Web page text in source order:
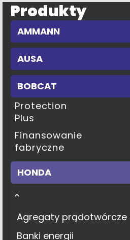
Produkty
AMMANN
AUSA
BOBCAT
Protection
Plus
Finansowanie
fabryczne
HONDA
Agregaty prądotwórcze
Banki energii